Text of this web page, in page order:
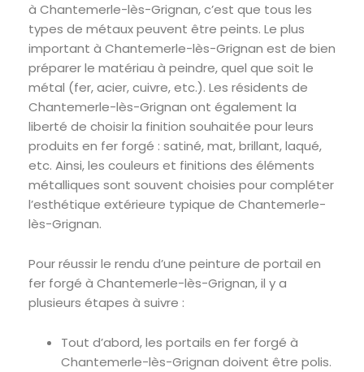
à Chantemerle-lès-Grignan, c’est que tous les
types de métaux peuvent être peints. Le plus
important à Chantemerle-lès-Grignan est de bien
préparer le matériau à peindre, quel que soit le
métal (fer, acier, cuivre, etc.). Les résidents de
Chantemerle-lès-Grignan ont également la
liberté de choisir la finition souhaitée pour leurs
produits en fer forgé : satiné, mat, brillant, laqué,
etc. Ainsi, les couleurs et finitions des éléments
métalliques sont souvent choisies pour compléter
l’esthétique extérieure typique de Chantemerle-
lès-Grignan.
Pour réussir le rendu d’une peinture de portail en
fer forgé à Chantemerle-lès-Grignan, il y a
plusieurs étapes à suivre :
Tout d’abord, les portails en fer forgé à
Chantemerle-lès-Grignan doivent être polis.